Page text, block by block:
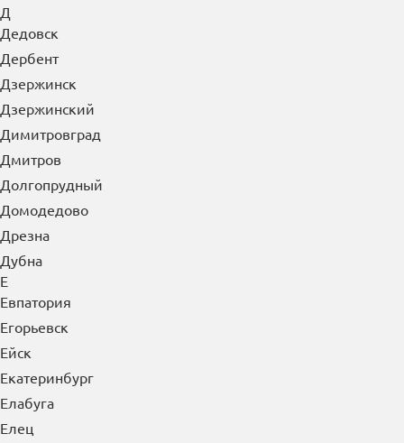
Д
Дедовск
Дербент
Дзержинск
Дзержинский
Димитровград
Дмитров
Долгопрудный
Домодедово
Дрезна
Дубна
Е
Евпатория
Егорьевск
Ейск
Екатеринбург
Елабуга
Елец